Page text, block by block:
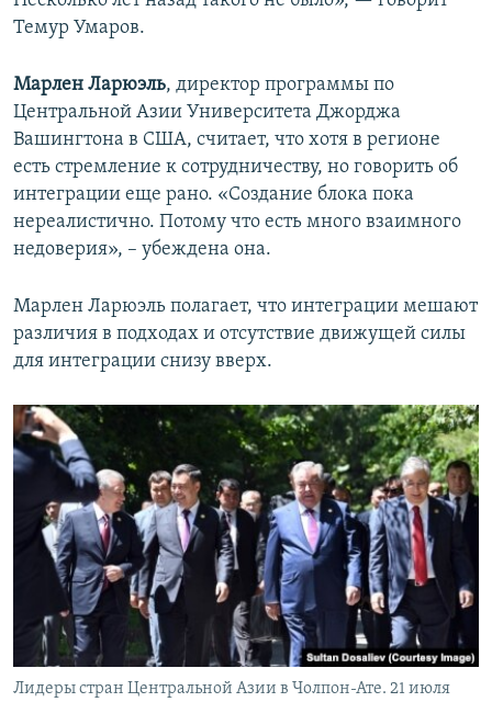
Темур Умаров.
Марлен Ларюэль, директор программы по
Центральной Азии Университета Джорджа
Вашингтона в США, считает, что хотя в регионе
есть стремление к сотрудничеству, но говорить об
интеграции еще рано. «Создание блока пока
нереалистично. Потому что есть много взаимного
недоверия», – убеждена она.
Марлен Ларюэль полагает, что интеграции мешают
различия в подходах и отсутствие движущей силы
для интеграции снизу вверх.
Лидеры стран Центральной Азии в Чолпон-Ате. 21 июля